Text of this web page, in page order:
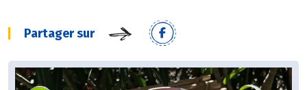
Partager sur